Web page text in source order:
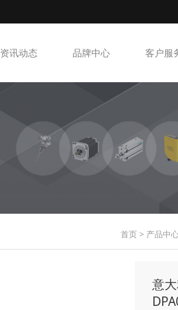
资讯动态 品牌中心 客户服
首页 > 产品中
意